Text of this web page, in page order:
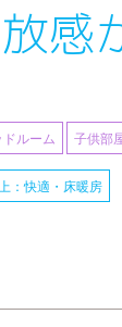
感
：快適・床暖房
ルーム 子供部